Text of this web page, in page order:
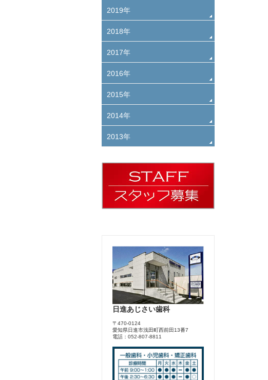
2019年
2018年
2017年
2016年
2015年
2014年
2013年
日進あじさい歯科
〒470-0124
愛知県日進市浅田町西前田13番7
電話：052-807-8811